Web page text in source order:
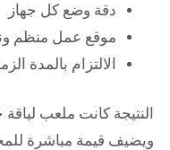
دقة وضع كل جهاز
موقع عمل منظم
الالتزام بالمدة
النتيجة كانت ملعب
ويضيف قيمة مباشرة